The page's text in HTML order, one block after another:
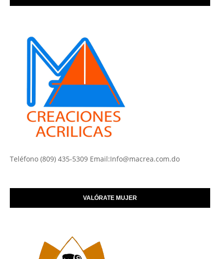
Teléfono (809) 435-5309 Email:Info@macrea.com.do
VALÓRATE MUJER